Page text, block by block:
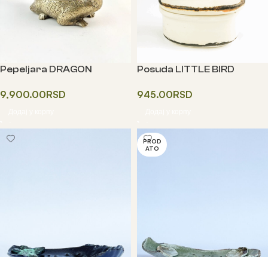
Pepeljara DRAGON
9,900.00RSD
Posuda LITTLE BIRD
945.00RSD
PROD
ATO